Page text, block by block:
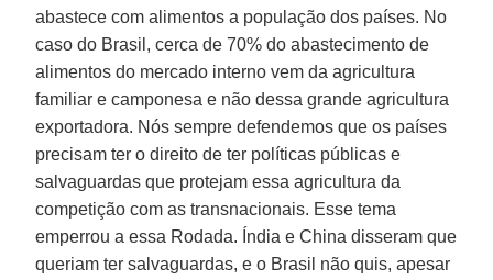
abastece com alimentos a população dos países. No
caso do Brasil, cerca de 70% do abastecimento de
alimentos do mercado interno vem da agricultura
familiar e camponesa e não dessa grande agricultura
exportadora. Nós sempre defendemos que os países
precisam ter o direito de ter políticas públicas e
salvaguardas que protejam essa agricultura da
competição com as transnacionais. Esse tema
emperrou a essa Rodada. Índia e China disseram que
queriam ter salvaguardas, e o Brasil não quis, apesar